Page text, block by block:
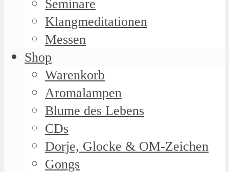
Seminare
Klangmeditationen
Messen
Shop
Warenkorb
Aromalampen
Blume des Lebens
CDs
Dorje, Glocke & OM-Zeichen
Gongs